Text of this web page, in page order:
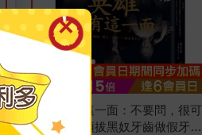
英雄也有這一面：不要問，很可
怕！華盛頓拔黑奴牙齒做假牙？